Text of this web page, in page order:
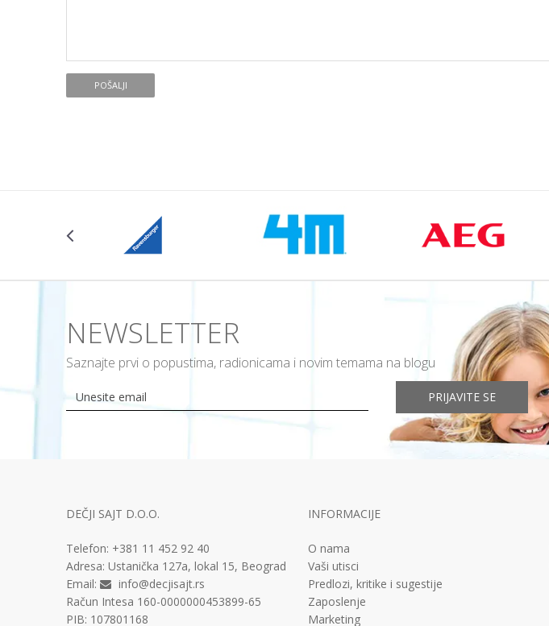
POŠALJI
NEWSLETTER
Saznajte prvi o popustima, radionicama i novim temama na blogu
PRIJAVITE SE
DEČJI SAJT D.O.O.
Telefon: +381 11 452 92 40
Adresa: Ustanička 127a, lokal 15, Beograd
Email:
info@decjisajt.rs
Račun Intesa 160-0000000453899-65
PIB: 107801168
INFORMACIJE
O nama
Vaši utisci
Predlozi, kritike i sugestije
Zaposlenje
Marketing